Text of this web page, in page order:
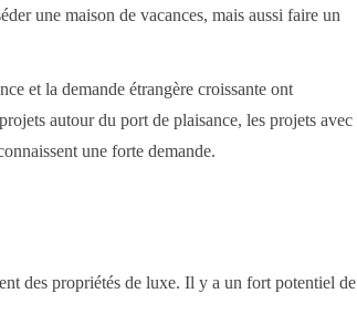
une maison de vacances, mais aussi faire un
et la demande étrangère croissante ont
autour du port de plaisance, les projets avec
une forte demande.
des propriétés de luxe. Il y a un fort potentiel de